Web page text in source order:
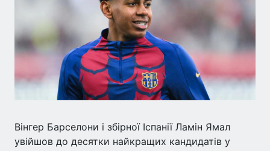
Вінгер Барселони і збірної Іспанії Ламін Ямал
увійшов до десятки найкращих кандидатів у